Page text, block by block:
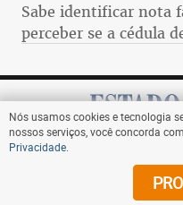
Sabe identificar nota
perceber se a cédula
Nós usamos cookies e tecnologia
nossos serviços, você concorda
Privacidade